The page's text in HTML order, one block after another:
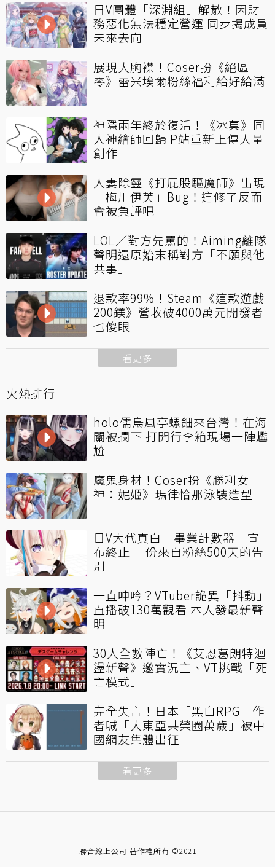
日V團體「深淵組」解散！因財
務惡化無法穩定營運 同步揭成員
未來去向
展現大胸襟！Coser扮《絕區
零》蕾米埃爾粉絲福利給好給滿
神隱兩年終於復活！《冰菓》同
人神繪師回歸 P站重新上傳大量
創作
人妻除靈《打屁股驅魔師》出現
「梅川伊芙」Bug！這修了反而
會被負評吧
LOL／對方先罵的！Aiming離隊
聲明還原始末稱對方「不願與他
共事」
退款率99%！Steam《這款遊戲
200鎂》營收破4000萬元開發者
也傻眼
看更多
火熱排行
holo儒烏風亭螺鈿來台灣！在海
關被攔下 打開行李箱現場一陣尷
尬
魔鬼身材！Coser扮《勝利女
神：妮姬》瑪律恰那泳裝造型
日V大代真白「畢業計數器」宣
布終止 一份來自粉絲500天的告
別
一直呻吟？VTuber詭異「抖動」
直播破130萬觀看 本人發最新聲
明
30人全數陣亡！《艾恩葛朗特迴
盪新聲》邀實況主、VT挑戰「死
亡模式」
完全失言！日本「黑白RPG」作
者喊「大東亞共榮圈萬歲」被中
國網友集體出征
看更多
聯合線上公司 著作權所有 ©2021